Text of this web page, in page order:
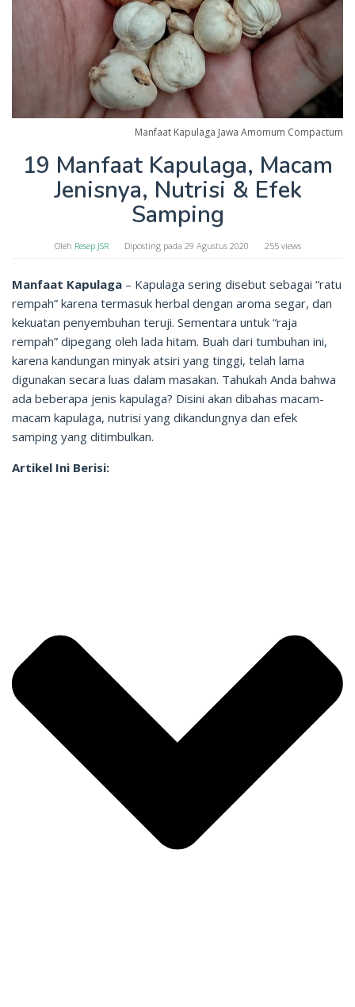
Manfaat Kapulaga Jawa Amomum Compactum
19 Manfaat Kapulaga, Macam
Jenisnya, Nutrisi & Efek
Samping
Oleh Resep JSR Diposting pada 29 Agustus 2020 255 views
Manfaat Kapulaga – Kapulaga sering disebut sebagai “ratu
rempah” karena termasuk herbal dengan aroma segar, dan
kekuatan penyembuhan teruji. Sementara untuk “raja
rempah” dipegang oleh lada hitam. Buah dari tumbuhan ini,
karena kandungan minyak atsiri yang tinggi, telah lama
digunakan secara luas dalam masakan. Tahukah Anda bahwa
ada beberapa jenis kapulaga? Disini akan dibahas macam-
macam kapulaga, nutrisi yang dikandungnya dan efek
samping yang ditimbulkan.
Artikel Ini Berisi: